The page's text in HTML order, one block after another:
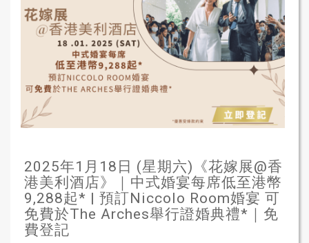
2025年1月18日 (星期六)《花嫁展@香
港美利酒店》｜中式婚宴每席低至港幣
9,288起* | 預訂Niccolo Room婚宴 可
免費於The Arches舉行證婚典禮*｜免
費登記